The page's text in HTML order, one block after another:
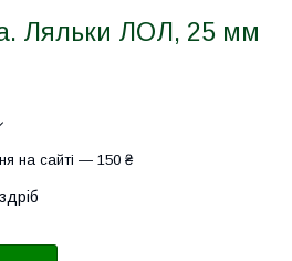
Ляльки ЛОЛ, 25 мм
на сайті — 150 ₴